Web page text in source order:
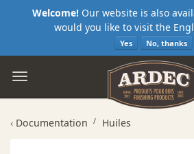
Welcome! Our website is also
would you like to visit the
Yes No, thanks
‹ Documentation Huiles